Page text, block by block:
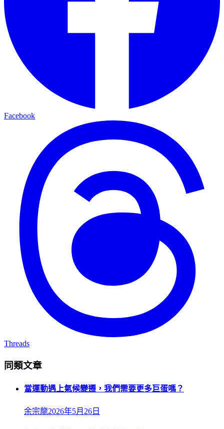
Facebook
Threads
同類文章
當運動遇上氣候變遷，我們需要更多巨蛋嗎？
余宗龍2026年5月26日